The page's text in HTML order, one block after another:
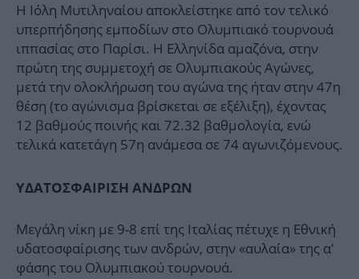
Η Ιόλη Μυτιληναίου αποκλείστηκε από τον τελικό
υπερπήδησης εμποδίων στο Ολυμπιακό τουρνουά
ιππασίας στο Παρίσι. Η Ελληνίδα αμαζόνα, στην
πρώτη της συμμετοχή σε Ολυμπιακούς Αγώνες,
μετά την ολοκλήρωση του αγώνα της ήταν στην 47η
θέση (το αγώνισμα βρίσκεται σε εξέλιξη), έχοντας
12 βαθμούς ποινής και 72.32 βαθμολογία, ενώ
τελικά κατετάγη 57η ανάμεσα σε 74 αγωνιζόμενους.
ΥΔΑΤΟΣΦΑΙΡΙΣΗ ΑΝΔΡΩΝ
Μεγάλη νίκη με 9-8 επί της Ιταλίας πέτυχε η Εθνική
υδατοσφαίρισης των ανδρών, στην «αυλαία» της α'
φάσης του Ολυμπιακού τουρνουά.